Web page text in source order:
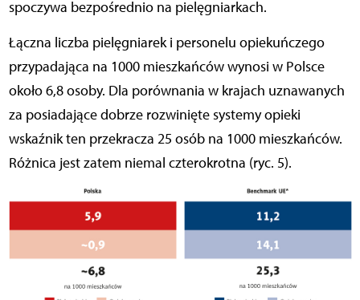
spoczywa bezpośrednio na pielęgniarkach.
Łączna liczba pielęgniarek i personelu opiekuńczego
przypadająca na 1000 mieszkańców wynosi w Polsce
około 6,8 osoby. Dla porównania w krajach uznawanych
za posiadające dobrze rozwinięte systemy opieki
wskaźnik ten przekracza 25 osób na 1000 mieszkańców.
Różnica jest zatem niemal czterokrotna (ryc. 5).